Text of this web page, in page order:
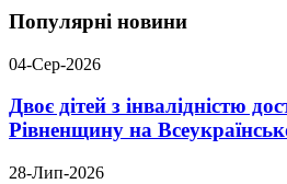
Популярні новини
04-Сер-2026
Двоє дітей з інвалідністю
Рівненщину на
28-Лип-2026